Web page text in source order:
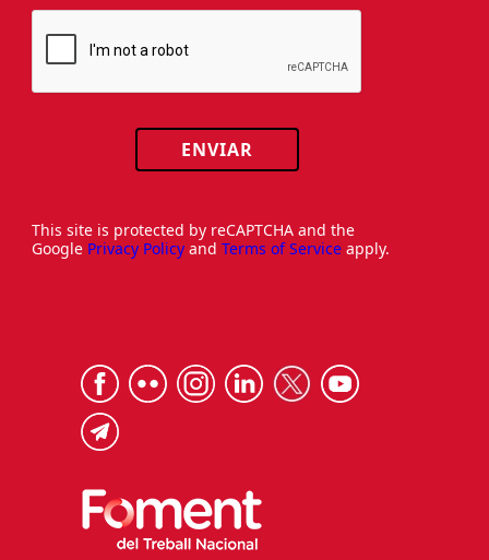
ENVIAR
This site is protected by reCAPTCHA and the
Google Privacy Policy and Terms of Service apply.